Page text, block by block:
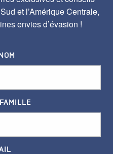
et l’Amérique Centrale,
envies d’évasion !